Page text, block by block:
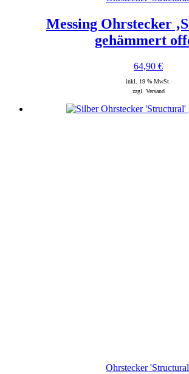
Messing Ohrstecker
gehämmert
64,90 €
inkl. 19 % MwSt.
zzgl. Versand
Ohrstecker